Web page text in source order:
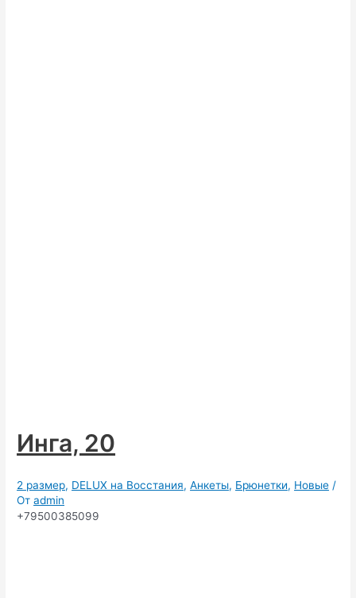
Инга, 20
2 размер, DELUX на Восстания,Анкеты, Брюнетки, Новые /
Отadmin
+79500385099